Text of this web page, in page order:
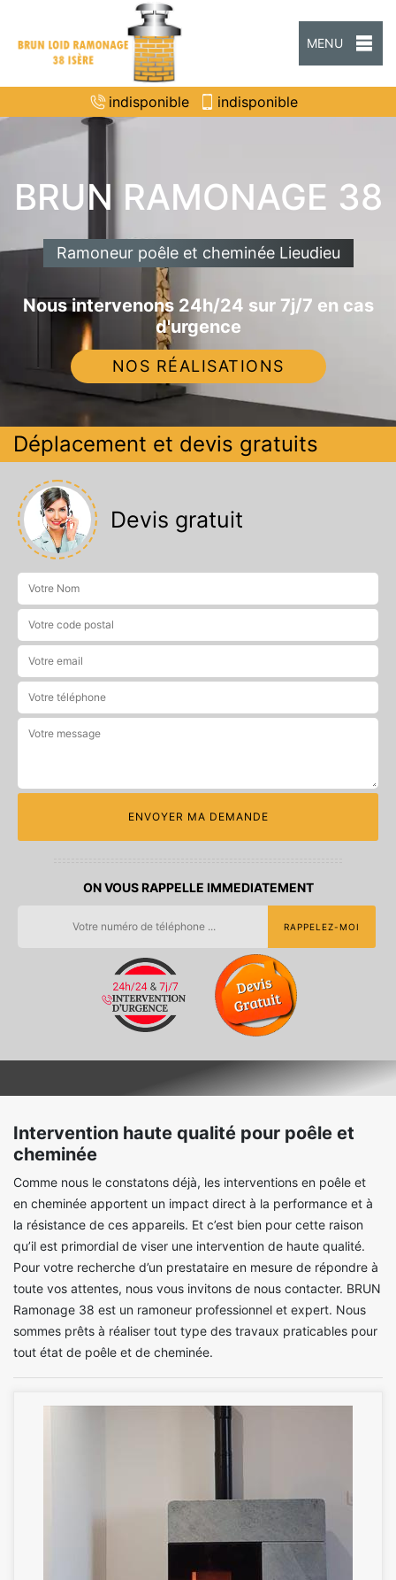
MENU
indisponible indisponible
BRUN RAMONAGE 38
Ramoneur poêle et cheminée Lieudieu
Nous intervenons 24h/24 sur 7j/7 en cas
d'urgence
NOS RÉALISATIONS
Déplacement et devis gratuits
Devis gratuit
ON VOUS RAPPELLE IMMEDIATEMENT
Intervention haute qualité pour poêle et
cheminée
Comme nous le constatons déjà, les interventions en poêle et
en cheminée apportent un impact direct à la performance et à
la résistance de ces appareils. Et c’est bien pour cette raison
qu’il est primordial de viser une intervention de haute qualité.
Pour votre recherche d’un prestataire en mesure de répondre à
toute vos attentes, nous vous invitons de nous contacter. BRUN
Ramonage 38 est un ramoneur professionnel et expert. Nous
sommes prêts à réaliser tout type des travaux praticables pour
tout état de poêle et de cheminée.